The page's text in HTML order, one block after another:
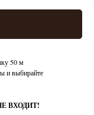
50 м
и выбирайте
ВХОДИТ!